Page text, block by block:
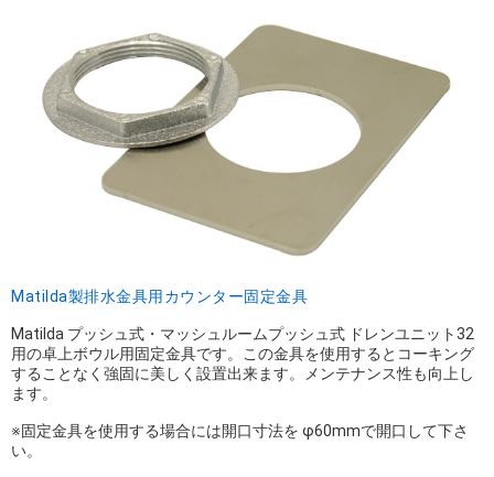
Matilda製排水金具用カウンター固定金具
Matilda プッシュ式・マッシュルームプッシュ式 ドレンユニット32
用の卓上ボウル用固定金具です。この金具を使用するとコーキング
することなく強固に美しく設置出来ます。メンテナンス性も向上し
ます。
※固定金具を使用する場合には開口寸法を φ60mmで開口して下さ
い。